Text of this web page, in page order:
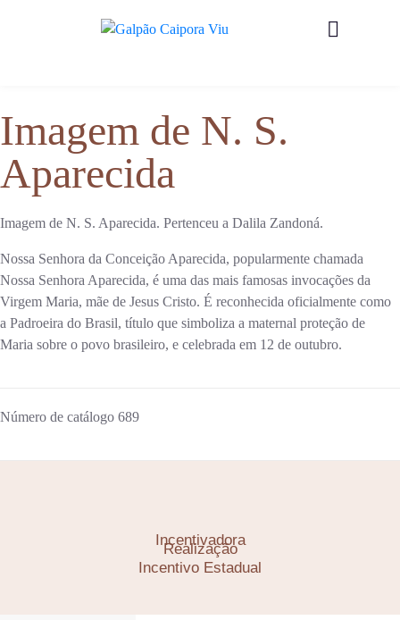
Imagem de N. S.
Aparecida
Imagem de N. S. Aparecida. Pertenceu a Dalila Zandoná.
Nossa Senhora da Conceição Aparecida, popularmente chamada
Nossa Senhora Aparecida, é uma das mais famosas invocações da
Virgem Maria, mãe de Jesus Cristo. É reconhecida oficialmente como
a Padroeira do Brasil, título que simboliza a maternal proteção de
Maria sobre o povo brasileiro, e celebrada em 12 de outubro.
Número de catálogo 689
Realização
Incentivadora
Incentivo Estadual